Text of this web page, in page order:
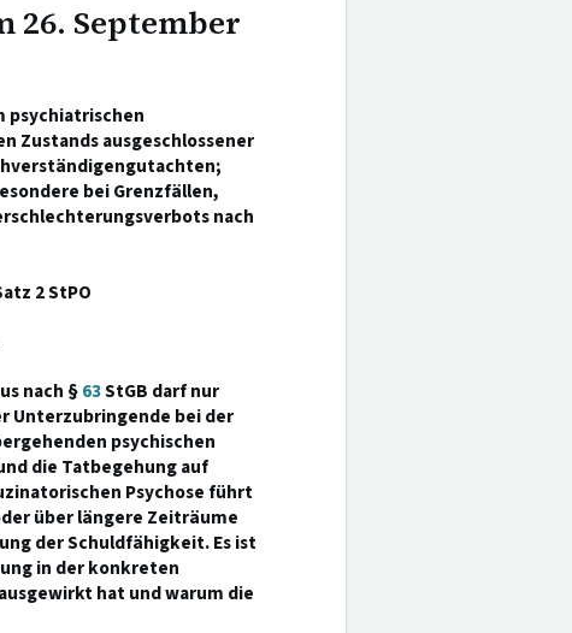
26. September
psychiatrischen
Zustands ausgeschlossener
bei Grenzfällen,
nach
2 StPO
nach §63StGB darf nur
Unterzubringende bei der
psychischen
die Tatbegehung auf
Psychose führt
über längere Zeiträume
der Schuldfähigkeit. Es ist
in der konkreten
hat und warum die